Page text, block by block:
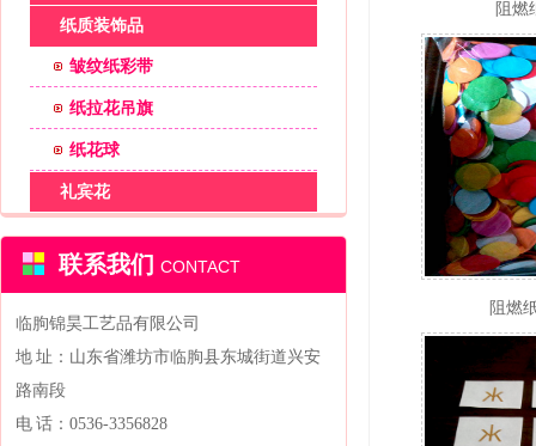
纸质装饰品
皱纹纸彩带
纸拉花吊旗
纸花球
礼宾花
联系我们 CONTACT
临朐锦昊工艺品有限公司
地 址：山东省潍坊市临朐县东城街道兴安
路南段
电 话：0536-3356828
阻燃
阻燃